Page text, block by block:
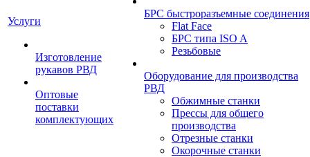
Услуги
Изготовление
рукавов РВД
Оптовые
поставки
комплектующих
БРС быстроразъемные соединения
Flat Face
БРС типа ISO A
Резьбовые
Оборудование для производства
РВД
Обжимные станки
Прессы для общего
производства
Отрезные станки
Окорочные станки